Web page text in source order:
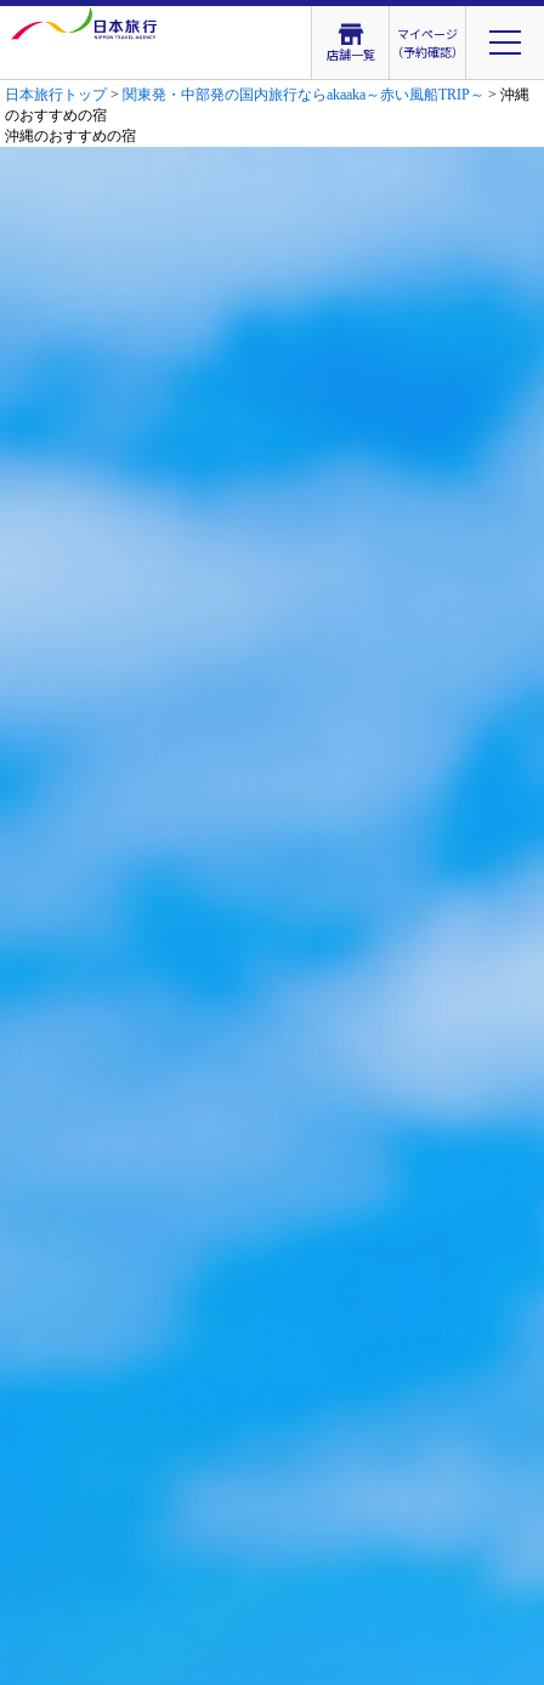
店舗一覧
マイページ
（予約確認）
日本旅行トップ> 関東発・中部発の国内旅行ならakaaka～赤い風船TRIP～ > 沖縄
のおすすめの宿
沖縄のおすすめの宿